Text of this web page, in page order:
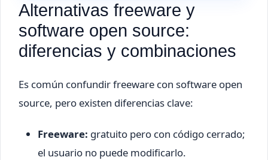
Alternativas freeware y
software open source:
diferencias y combinaciones
Es común confundir freeware con software open
source, pero existen diferencias clave:
Freeware: gratuito pero con código cerrado;
el usuario no puede modificarlo.